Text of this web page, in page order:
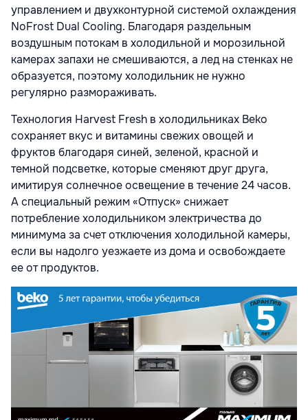
управлением и двухконтурной системой охлаждения
NoFrost Dual Cooling. Благодаря раздельным
воздушным потокам в холодильной и морозильной
камерах запахи не смешиваются, а лед на стенках не
образуется, поэтому холодильник не нужно
регулярно размораживать.
Технология Harvest Fresh в холодильниках Beko
сохраняет вкус и витамины свежих овощей и
фруктов благодаря синей, зеленой, красной и
темной подсветке, которые сменяют друг друга,
имитируя солнечное освещение в течение 24 часов.
А специальный режим «Отпуск» снижает
потребление холодильником электричества до
минимума за счет отключения холодильной камеры,
если вы надолго уезжаете из дома и освобождаете
ее от продуктов.